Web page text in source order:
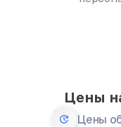
Цены
Цены